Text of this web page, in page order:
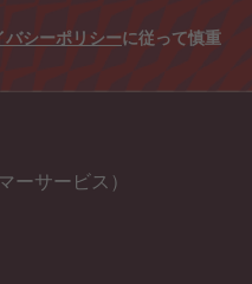
バシーポリシーに従って慎重
ーサービス）